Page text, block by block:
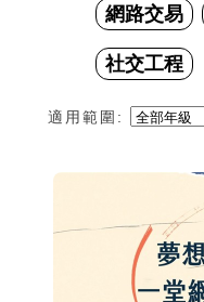
網路交易
社交工程
適用範圍: